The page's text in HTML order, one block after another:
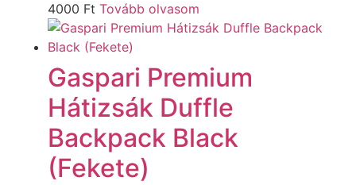
4000 Ft Tovább olvasom
Gaspari Premium
Hátizsák Duffle
Backpack Black
(Fekete)